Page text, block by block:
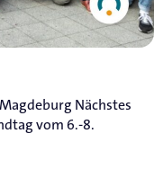
Nächstes
vom 6.-8.